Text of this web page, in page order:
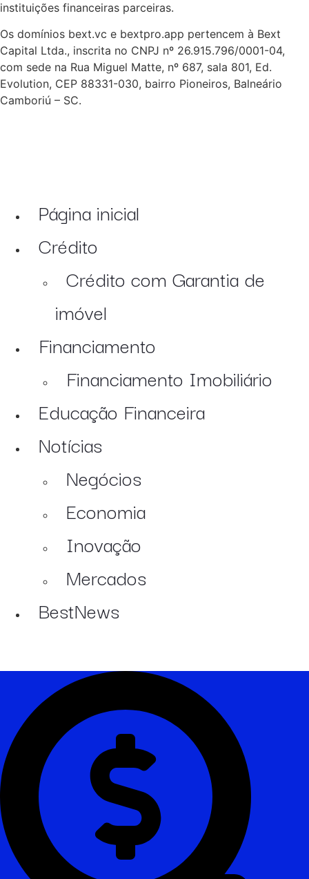
instituições financeiras parceiras.
Os domínios bext.vc e bextpro.app pertencem à Bext
Capital Ltda., inscrita no CNPJ nº 26.915.796/0001-04,
com sede na Rua Miguel Matte, nº 687, sala 801, Ed.
Evolution, CEP 88331-030, bairro Pioneiros, Balneário
Camboriú – SC.
Página inicial
Crédito
Crédito com Garantia de
imóvel
Financiamento
Financiamento Imobiliário
Educação Financeira
Notícias
Negócios
Economia
Inovação
Mercados
BestNews